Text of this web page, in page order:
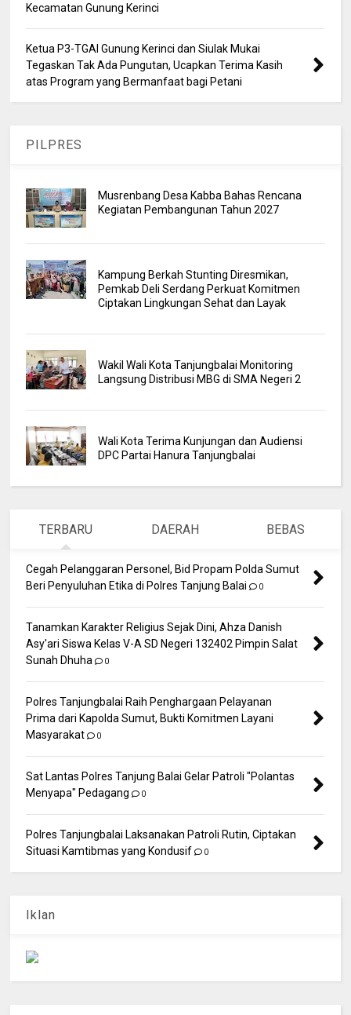
Kecamatan Gunung Kerinci
Ketua P3-TGAI Gunung Kerinci dan Siulak Mukai
Tegaskan Tak Ada Pungutan, Ucapkan Terima Kasih
atas Program yang Bermanfaat bagi Petani
PILPRES
Musrenbang Desa Kabba Bahas Rencana
Kegiatan Pembangunan Tahun 2027
Kampung Berkah Stunting Diresmikan,
Pemkab Deli Serdang Perkuat Komitmen
Ciptakan Lingkungan Sehat dan Layak
Wakil Wali Kota Tanjungbalai Monitoring
Langsung Distribusi MBG di SMA Negeri 2
Wali Kota Terima Kunjungan dan Audiensi
DPC Partai Hanura Tanjungbalai
TERBARU DAERAH BEBAS
Cegah Pelanggaran Personel, Bid Propam Polda Sumut
Beri Penyuluhan Etika di Polres Tanjung Balai
0
Tanamkan Karakter Religius Sejak Dini, Ahza Danish
Asy'ari Siswa Kelas V-A SD Negeri 132402 Pimpin Salat
Sunah Dhuha
0
Polres Tanjungbalai Raih Penghargaan Pelayanan
Prima dari Kapolda Sumut, Bukti Komitmen Layani
Masyarakat
0
Sat Lantas Polres Tanjung Balai Gelar Patroli "Polantas
Menyapa" Pedagang
0
Polres Tanjungbalai Laksanakan Patroli Rutin, Ciptakan
Situasi Kamtibmas yang Kondusif
0
Iklan